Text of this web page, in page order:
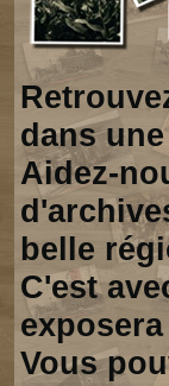
dans
Aidez-
belle
C'est
Vous